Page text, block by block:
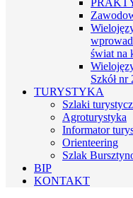
świat na
Szkół nr
TURYSTYKA
Szlaki
Agroturystyka
Informator
Orienteering
Szlak
BIP
KONTAKT